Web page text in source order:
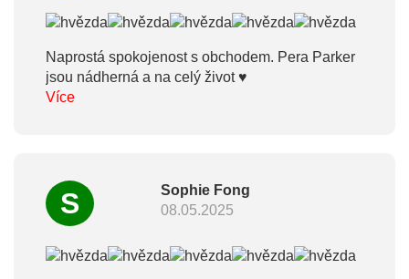
Naprostá spokojenost s obchodem. Pera Parker
jsou nádherná a na celý život ♥
Více
S
Sophie Fong
08.05.2025